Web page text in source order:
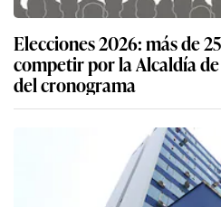
Elecciones 2026: más de
competir por la Alcaldía
del cronograma